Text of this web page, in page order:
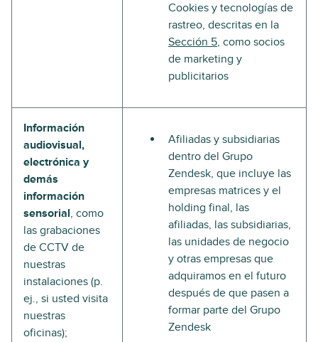
Cookies y tecnologías de
rastreo, descritas en la
Sección 5, como socios
de marketing y
publicitarios
Información
audiovisual,
electrónica y
demás
información
sensorial, como
las grabaciones
de CCTV de
nuestras
instalaciones (p.
ej., si usted visita
nuestras
oficinas);
Afiliadas y subsidiarias
dentro del Grupo
Zendesk, que incluye las
empresas matrices y el
holding final, las
afiliadas, las subsidiarias,
las unidades de negocio
y otras empresas que
adquiramos en el futuro
después de que pasen a
formar parte del Grupo
Zendesk